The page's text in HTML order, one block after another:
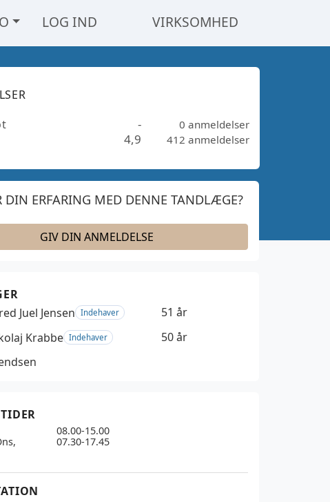
LOG IND VIRKSOMHED
- 0 anmeldelser
4,9 412 anmeldelser
DIN ERFARING MED DENNE TANDLÆGE?
GIV DIN ANMELDELSE
Juel Jensen
Indehaver
51 år
Krabbe Indehaver
50 år
08.00-15.00
07.30-17.45